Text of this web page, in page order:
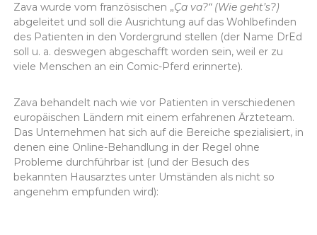
Zava wurde vom französischen „Ça va?“ (Wie geht’s?)
abgeleitet und soll die Ausrichtung auf das Wohlbefinden
des Patienten in den Vordergrund stellen (der Name DrEd
soll u. a. deswegen abgeschafft worden sein, weil er zu
viele Menschen an ein Comic-Pferd erinnerte).
Zava behandelt nach wie vor Patienten in verschiedenen
europäischen Ländern mit einem erfahrenen Ärzteteam.
Das Unternehmen hat sich auf die Bereiche spezialisiert, in
denen eine Online-Behandlung in der Regel ohne
Probleme durchführbar ist (und der Besuch des
bekannten Hausarztes unter Umständen als nicht so
angenehm empfunden wird):